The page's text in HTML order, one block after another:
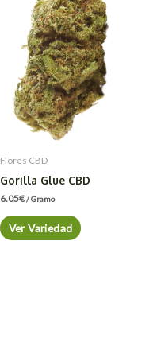
Flores CBD
Gorilla Glue CBD
6.05€/ Gramo
Ver Variedad